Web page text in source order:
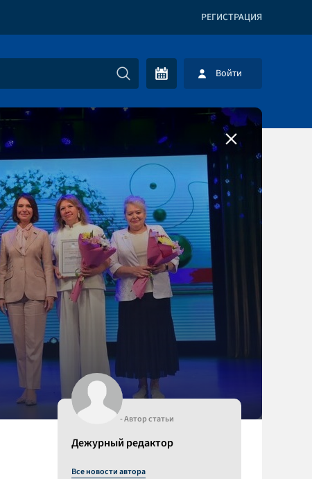
РЕГИСТРАЦИЯ
Войти
- Автор статьи
Дежурный редактор
Все новости автора